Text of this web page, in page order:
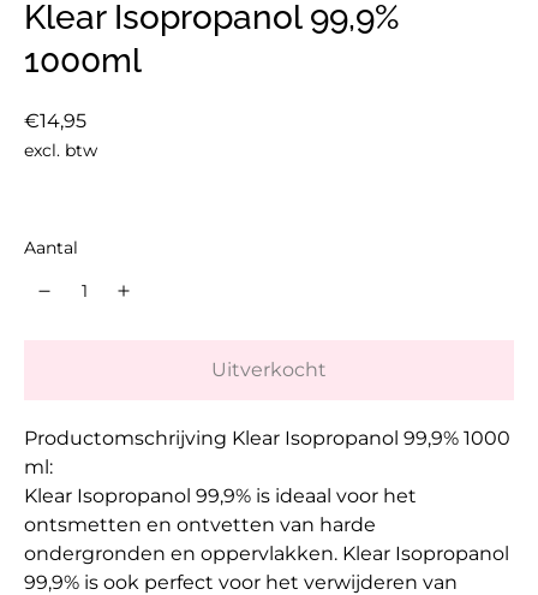
Klear Isopropanol 99,9%
1000ml
Normale
prijs
€14,95
excl. btw
Aantal
Uitverkocht
Productomschrijving Klear Isopropanol 99,9% 1000
ml:
Klear Isopropanol 99,9% is ideaal voor het
ontsmetten en ontvetten van harde
ondergronden en oppervlakken. Klear Isopropanol
99,9% is ook perfect voor het verwijderen van